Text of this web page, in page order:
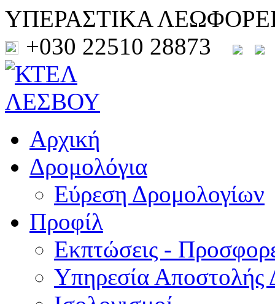
ΥΠΕΡΑΣΤΙΚΑ
+030 22510 28873
Αρχική
Δρομολόγια
Εύρεση Δρομολογίων
Προφίλ
Εκπτώσεις -
Υπηρεσία Αποστολής